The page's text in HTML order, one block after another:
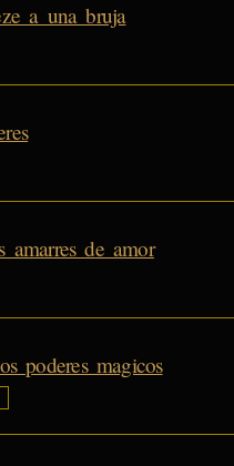
a una bruja
amarres de amor
poderes magicos